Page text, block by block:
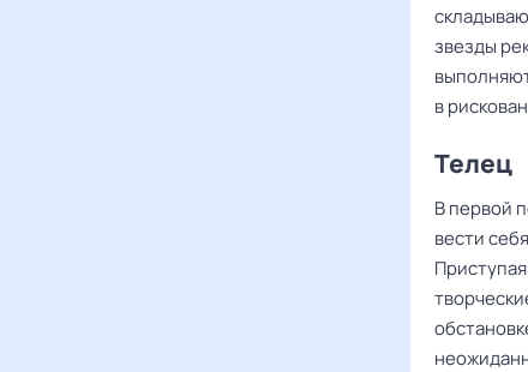
звезды
в
Телец
В первой
вести